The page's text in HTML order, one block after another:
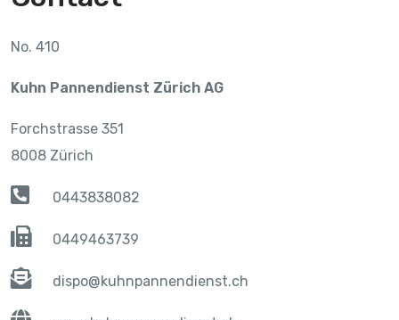
No. 410
Kuhn Pannendienst Zürich AG
Forchstrasse 351
8008 Zürich
0443838082
0449463739
dispo@kuhnpannendienst.ch